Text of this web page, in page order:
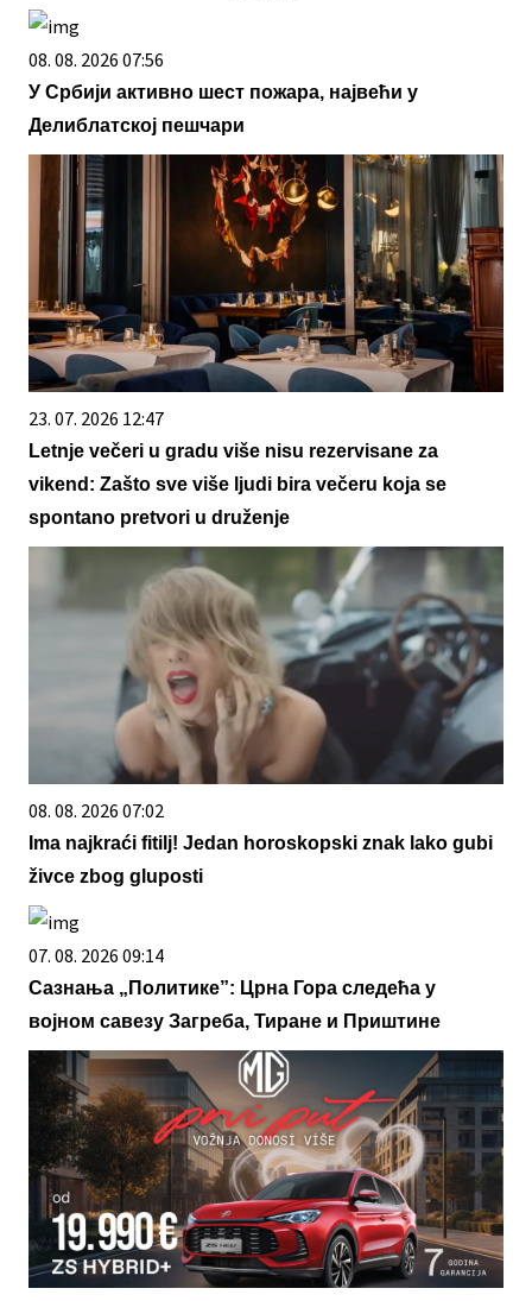
08. 08. 2026 07:56
У Србији активно шест пожара, највећи у
Делиблатској пешчари
23. 07. 2026 12:47
Letnje večeri u gradu više nisu rezervisane za
vikend: Zašto sve više ljudi bira večeru koja se
spontano pretvori u druženje
08. 08. 2026 07:02
Ima najkraći fitilj! Jedan horoskopski znak lako gubi
živce zbog gluposti
07. 08. 2026 09:14
Сазнања „Политике”: Црна Гора следећа у
војном савезу Загреба, Тиране и Приштине